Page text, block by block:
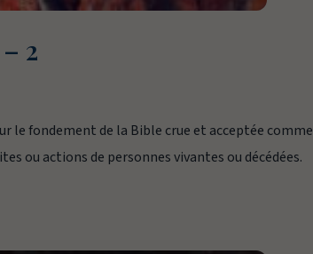
2
le fondement de la Bible crue et acceptée comme
ou actions de personnes vivantes ou décédées.